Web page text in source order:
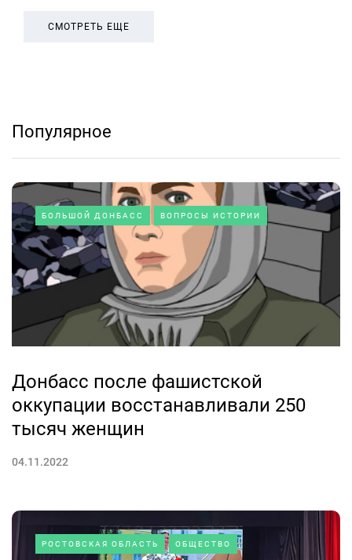
СМОТРЕТЬ ЕЩЕ
Популярное
БОЛЬШОЙ ДОНБАСС ВОПРОСЫ ИСТОРИИ
Донбасс после фашистской
оккупации восстанавливали 250
тысяч женщин
04.11.2022
РОСТОВСКАЯ ОБЛАСТЬ ОБЩЕСТВО